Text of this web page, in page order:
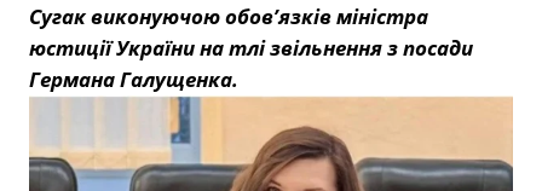
Сугак виконуючою обовʼязків міністра
юстиції України на тлі звільнення з посади
Германа Галущенка.